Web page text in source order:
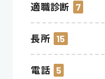
適職診断 7
長所 15
電話 5